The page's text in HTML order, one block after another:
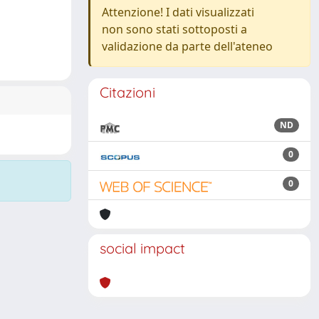
Attenzione! I dati visualizzati
non sono stati sottoposti a
validazione da parte dell'ateneo
Citazioni
ND
0
0
social impact